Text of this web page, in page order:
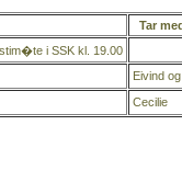
Tar
i SSK kl. 19.00
Eivind
Cecilie